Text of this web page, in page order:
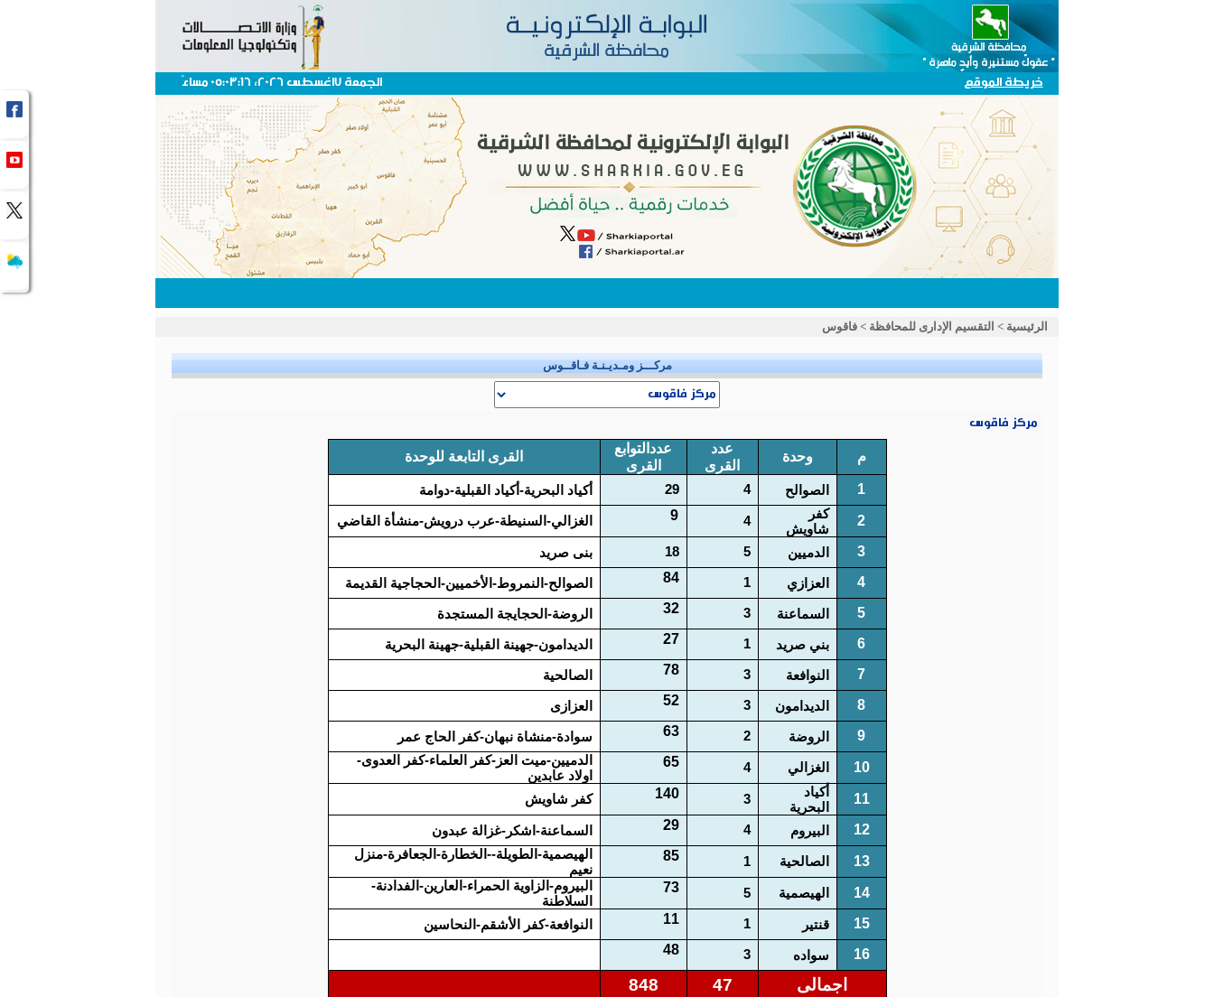
خريطة الموقع الجمعة 7اغسطس 2026، 05:03:16 مساءً
الرئيسية > التقسيم الإدارى للمحافظة > فاقوس
مركـــز ومـديـنـة فـاقــوس
مركز فاقوس
م وحدة
عدد
القرى
عددالتوابع
القرى
القرى التابعة للوحدة
1 الصوالح 4
29 أكياد البحرية-أكياد القبلية-دوامة
2
كفر
شاويش
4
9 الغزالي-السنيطة-عرب درويش-منشأة القاضي
3 الدميين 5
18 بنى صريد
4 العزازي 1
84 الصوالح-النمروط-الأخميين-الحجاجية القديمة
5 السماعنة 3
32 الروضة-الحجايجة المستجدة
6 بني صريد 1
27 الديدامون-جهينة القبلية-جهينة البحرية
7 النوافعة 3
78 الصالحية
8 الديدامون 3
52 العزازى
9 الروضة 2
63 سوادة-منشاة نبهان-كفر الحاج عمر
10 الغزالي 4
65
الدميين-ميت العز-كفر العلماء-كفر العدوى-
اولاد عابدين
11
أكياد
البحرية
3
140 كفر شاويش
12 البيروم 4
29 السماعنة-اشكر-غزالة عبدون
13 الصالحية 1
85
الهيصمية-الطويلة--الخطارة-الجعافرة-منزل
نعيم
14 الهيصمية 5
73
البيروم-الزاوية الحمراء-العارين-الفدادنة-
السلاطنة
15 قنتير 1
11 النوافعة-كفر الأشقم-النحاسين
16 سواده 3
48
اجمالى 47
848